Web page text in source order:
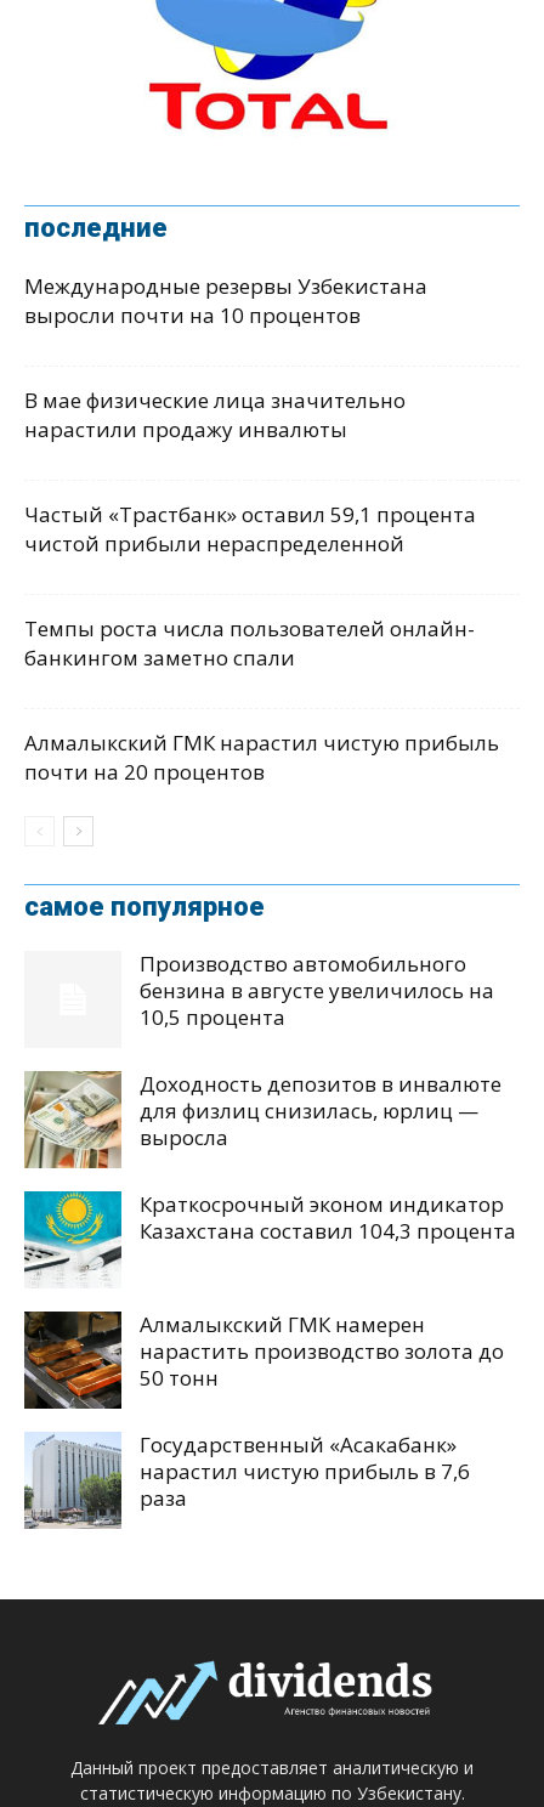
последние
Международные резервы Узбекистана
выросли почти на 10 процентов
В мае физические лица значительно
нарастили продажу инвалюты
Частый «Трастбанк» оставил 59,1 процента
чистой прибыли нераспределенной
Темпы роста числа пользователей онлайн-
банкингом заметно спали
Алмалыкский ГМК нарастил чистую прибыль
почти на 20 процентов
самое популярное
Производство автомобильного
бензина в августе увеличилось на
10,5 процента
Доходность депозитов в инвалюте
для физлиц снизилась, юрлиц —
выросла
Краткосрочный эконом индикатор
Казахстана составил 104,3 процента
Алмалыкский ГМК намерен
нарастить производство золота до
50 тонн
Государственный «Асакабанк»
нарастил чистую прибыль в 7,6
раза
Данный проект предоставляет аналитическую и
статистическую информацию по Узбекистану.